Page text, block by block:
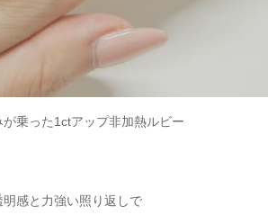
乗った1ctアップ非加熱ルビー
感と力強い照り返しで